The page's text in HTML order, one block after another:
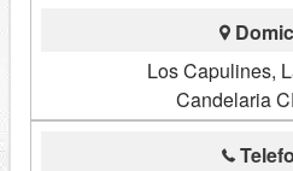
Los Capulines,
Candelaria